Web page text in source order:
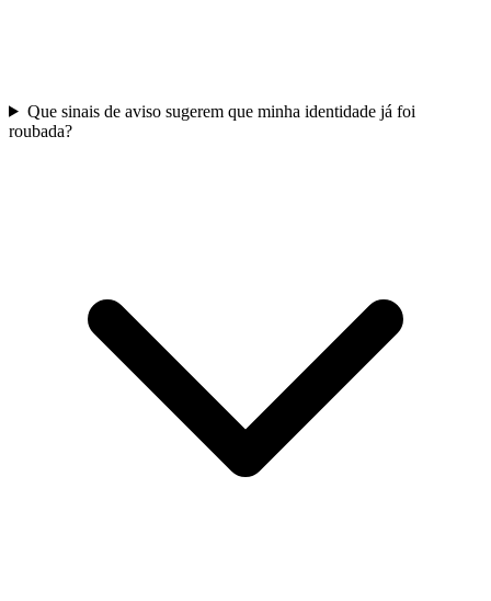
Que sinais de aviso sugerem que minha identidade já foi
roubada?